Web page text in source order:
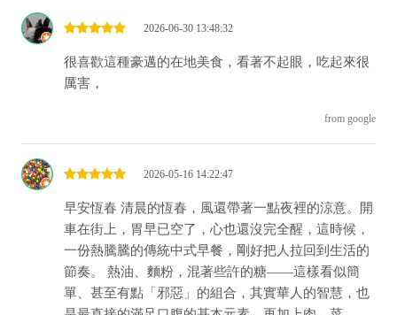
2026-06-30 13:48:32
很喜歡這種豪邁的在地美食，看著不起眼，吃起來很
厲害，
from google
2026-05-16 14:22:47
早安恆春 清晨的恆春，風還帶著一點夜裡的涼意。開
車在街上，胃早已空了，心也還沒完全醒，這時候，
一份熱騰騰的傳統中式早餐，剛好把人拉回到生活的
節奏。 熱油、麵粉，混著些許的糖——這樣看似簡
單、甚至有點「邪惡」的組合，其實華人的智慧，也